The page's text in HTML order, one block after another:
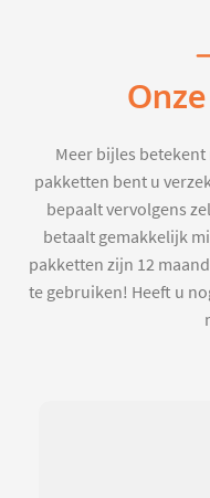
Meer bijles
pakketten bent u
bepaalt vervolgens
betaalt gemakkelijk
pakketten zijn 12
te gebruiken! Heeft u